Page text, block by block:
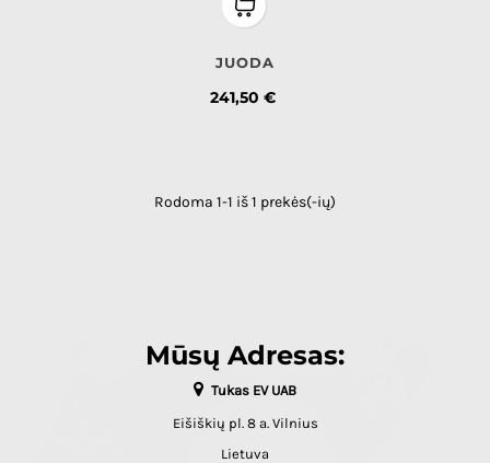
JUODA
Kaina
241,50 €
Rodoma 1-1 iš 1 prekės(-ių)
Mūsų Adresas:
Tukas EV UAB
Eišiškių pl. 8 a. Vilnius
Lietuva